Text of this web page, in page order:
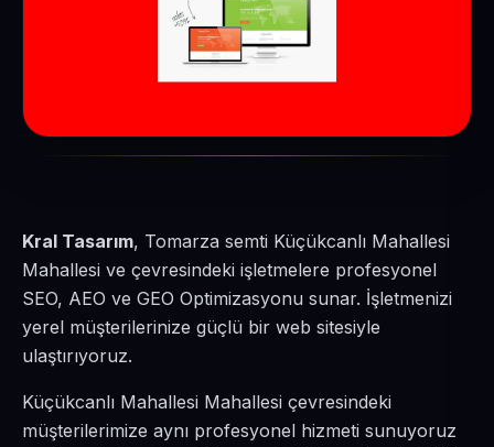
Kral Tasarım, Tomarza semti Küçükcanlı Mahallesi
Mahallesi ve çevresindeki işletmelere profesyonel
SEO, AEO ve GEO Optimizasyonu sunar. İşletmenizi
yerel müşterilerinize güçlü bir web sitesiyle
ulaştırıyoruz.
Küçükcanlı Mahallesi Mahallesi çevresindeki
müşterilerimize aynı profesyonel hizmeti sunuyoruz